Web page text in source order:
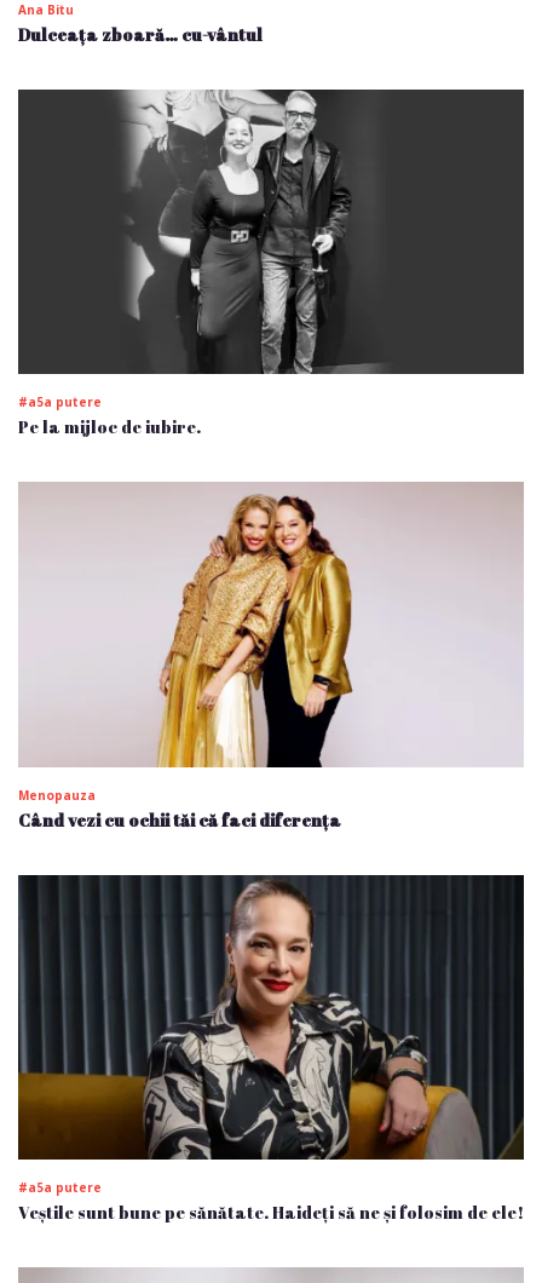
Ana Bitu
Dulceața zboară… cu-vântul
#a5a putere
Pe la mijloc de iubire.
Menopauza
Când vezi cu ochii tăi că faci diferența
#a5a putere
Veștile sunt bune pe sănătate. Haideți să ne și folosim de ele!